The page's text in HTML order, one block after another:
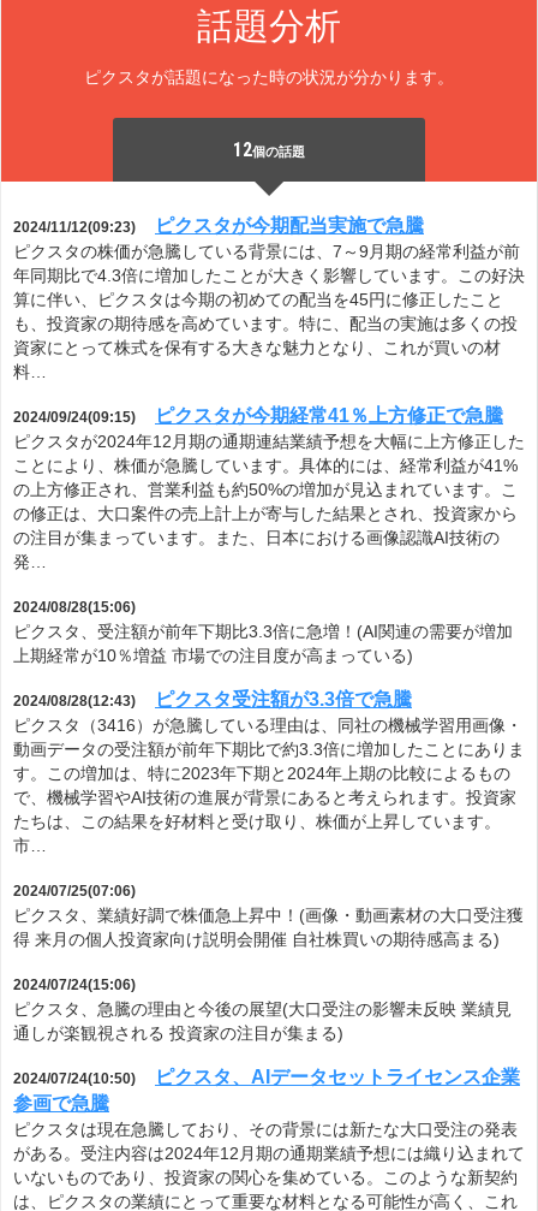
話題分析
ピクスタが話題になった時の状況が分かります。
12個の話題
2024/11/12(09:23) ピクスタが今期配当実施で急騰
ピクスタの株価が急騰している背景には、7～9月期の経常利益が前
年同期比で4.3倍に増加したことが大きく影響しています。この好決
算に伴い、ピクスタは今期の初めての配当を45円に修正したこと
も、投資家の期待感を高めています。特に、配当の実施は多くの投
資家にとって株式を保有する大きな魅力となり、これが買いの材
料…
2024/09/24(09:15) ピクスタが今期経常41％上方修正で急騰
ピクスタが2024年12月期の通期連結業績予想を大幅に上方修正した
ことにより、株価が急騰しています。具体的には、経常利益が41%
の上方修正され、営業利益も約50%の増加が見込まれています。こ
の修正は、大口案件の売上計上が寄与した結果とされ、投資家から
の注目が集まっています。また、日本における画像認識AI技術の
発…
2024/08/28(15:06)
ピクスタ、受注額が前年下期比3.3倍に急増！(AI関連の需要が増加
上期経常が10％増益 市場での注目度が高まっている)
2024/08/28(12:43) ピクスタ受注額が3.3倍で急騰
ピクスタ（3416）が急騰している理由は、同社の機械学習用画像・
動画データの受注額が前年下期比で約3.3倍に増加したことにありま
す。この増加は、特に2023年下期と2024年上期の比較によるもの
で、機械学習やAI技術の進展が背景にあると考えられます。投資家
たちは、この結果を好材料と受け取り、株価が上昇しています。
市…
2024/07/25(07:06)
ピクスタ、業績好調で株価急上昇中！(画像・動画素材の大口受注獲
得 来月の個人投資家向け説明会開催 自社株買いの期待感高まる)
2024/07/24(15:06)
ピクスタ、急騰の理由と今後の展望(大口受注の影響未反映 業績見
通しが楽観視される 投資家の注目が集まる)
2024/07/24(10:50)
ピクスタ、AIデータセットライセンス企業
参画で急騰
ピクスタは現在急騰しており、その背景には新たな大口受注の発表
がある。受注内容は2024年12月期の通期業績予想には織り込まれて
いないものであり、投資家の関心を集めている。このような新契約
は、ピクスタの業績にとって重要な材料となる可能性が高く、これ